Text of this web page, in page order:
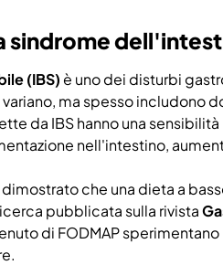
sindrome
(IBS)è uno dei disturbi
ma spesso includono
da IBS hanno una
nell'intestino,
che una dieta a
pubblicata sulla rivista
di FODMAP